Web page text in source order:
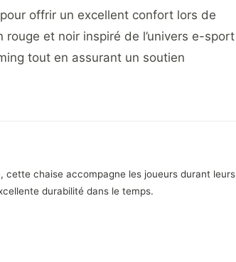
offrir un excellent confort lors de
et noir inspiré de l’univers e-sport
tout en assurant un soutien
cette chaise accompagne les joueurs durant leurs
durabilité dans le temps.